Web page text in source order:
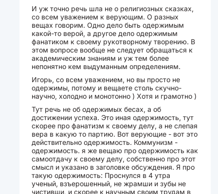
И уж точно речь шла не о религиозных сказках,
со всем уважением к верующим. О разных
вещах говорим. Одно дело быть одержимым
какой-то верой, а другое дело одержимым
фанатиком к своему рукотворному творению. В
этом вопросе вообще не следует обращаться к
академическим знаниям и уж тем более
непонятно кем выдуманным определениям.
Игорь, со всем уважением, но вы просто не
одержимы, потому и вещаете столь скучно-
научно, холодно и монотонно ) Хотя и грамотно )
Тут речь не об одержимых бесах, а об
достижении успеха. Это иная одержимость, тут
скорее про фанатизм к своему делу, а не слепая
вера в какую то партию. Вот верующие - вот это
действительно одержимость. Коммунизм -
одержимость. я же вещаю про одержимость как
самоотдачу к своему делу, собственно про этот
смысл и указано в заголовке обсуждения. Я про
такую одержимость: Проснулся в 4 утра
ученый, взъерошенный, не жрамши и зубы не
чистивши, и скорее к научным своим трудам в